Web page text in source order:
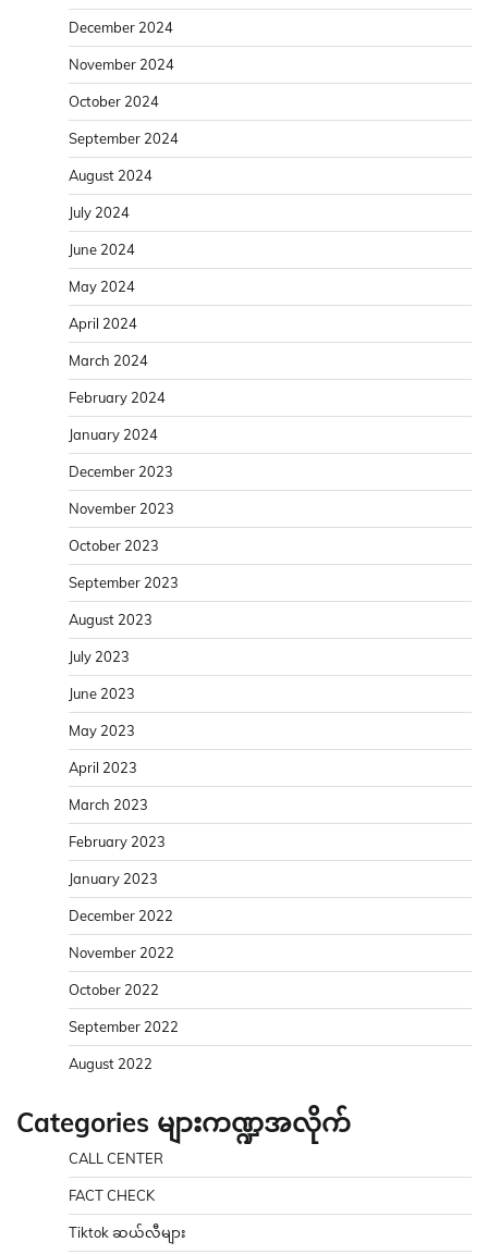
December 2024
November 2024
October 2024
September 2024
August 2024
July 2024
June 2024
May 2024
April 2024
March 2024
February 2024
January 2024
December 2023
November 2023
October 2023
September 2023
August 2023
July 2023
June 2023
May 2023
April 2023
March 2023
February 2023
January 2023
December 2022
November 2022
October 2022
September 2022
August 2022
Categories များကဏ္ဍအလိုက်
CALL CENTER
FACT CHECK
Tiktok ဆယ်လီများ